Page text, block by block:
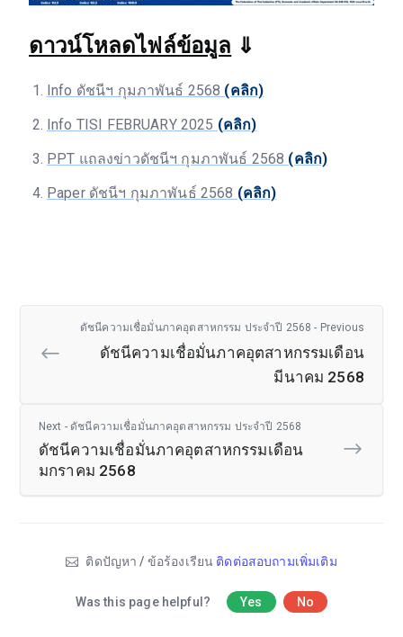
ดาวน์โหลดไฟล์ข้อมูล ⇓
Info ดัชนีฯ กุมภาพันธ์ 2568 (คลิก)
Info TISI FEBRUARY 2025 (คลิก)
PPT แถลงข่าวดัชนีฯ กุมภาพันธ์ 2568 (คลิก)
Paper ดัชนีฯ กุมภาพันธ์ 2568 (คลิก)
ดัชนีความเชื่อมั่นภาคอุตสาหกรรม ประจำปี 2568 - Previous
ดัชนีความเชื่อมั่นภาคอุตสาหกรรมเดือน
มีนาคม 2568
Next - ดัชนีความเชื่อมั่นภาคอุตสาหกรรม ประจำปี 2568
ดัชนีความเชื่อมั่นภาคอุตสาหกรรมเดือน
มกราคม 2568
ติดปัญหา / ข้อร้องเรียน ติดต่อสอบถามเพิ่มเติม
Was this page helpful? Yes No